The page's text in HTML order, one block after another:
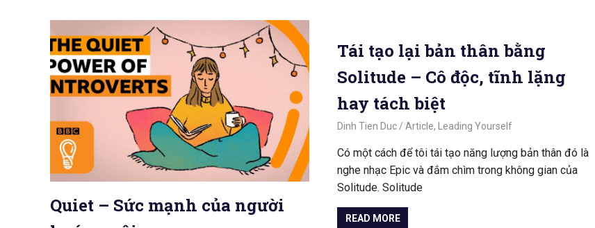
Quiet – Sức mạnh của người
Tái tạo lại bản thân bằng
Solitude – Cô độc, tĩnh lặng
hay tách biệt
March 5, 2020
Dinh Tien Duc Article, Leading Yourself
Có một cách để tôi tái tạo năng lượng bản thân đó là
nghe nhạc Epic và đắm chìm trong không gian của
Solitude. Solitude
READ MORE